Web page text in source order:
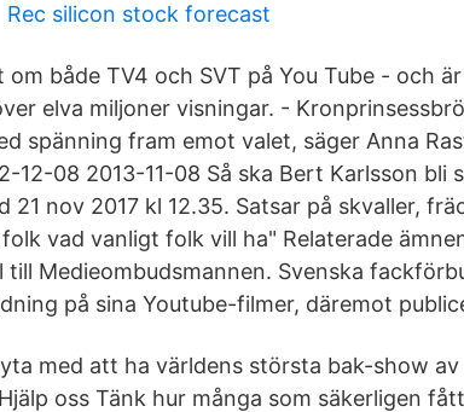
Rec silicon stock forecast
om både TV4 och SVT på You Tube - och
elva miljoner visningar. -
spänning fram emot valet, säger Anna
12-08 2013-11-08 Så ska Bert Karlsson bli
21 nov 2017 kl 12.35. Satsar på skvaller,
vad vanligt folk vill ha" Relaterade
till Medieombudsmannen. Svenska
på sina Youtube-filmer, däremot
med att ha världens största bak-show
oss Tänk hur många som säkerligen